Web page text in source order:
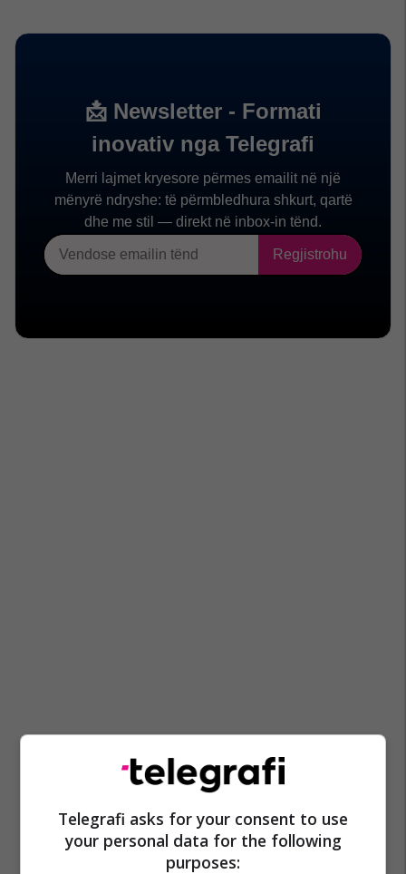
Telegrafi asks for your consent to use
your personal data for the following
purposes: